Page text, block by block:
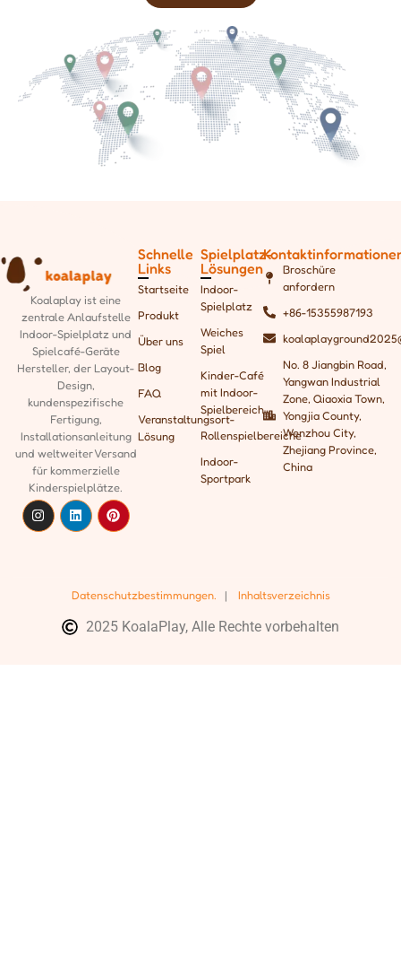
Koalaplay ist eine
zentrale Anlaufstelle
Indoor-Spielplatz und
Spielcafé-Geräte
Hersteller, der Layout-
Design,
kundenspezifische
Fertigung,
Installationsanleitung
und weltweiter Versand
für kommerzielle
Kinderspielplätze.
Schnelle
Links
Startseite
Produkt
Über uns
Blog
FAQ
Veranstaltungsort-
Lösung
Spielplatz-
Lösungen
Indoor-
Spielplatz
Weiches
Spiel
Kinder-Café
mit Indoor-
Spielbereich
Rollenspielbereiche
Indoor-
Sportpark
Broschüre
anfordern
+86-15355987193
No. 8 Jiangbin Road,
Yangwan Industrial
Zone, Qiaoxia Town,
Yongjia County,
Wenzhou City,
Zhejiang Province,
China
Datenschutzbestimmungen. | Inhaltsverzeichnis
2025 KoalaPlay, Alle Rechte vorbehalten